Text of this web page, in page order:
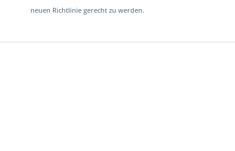
neuen Richtlinie gerecht zu werden.